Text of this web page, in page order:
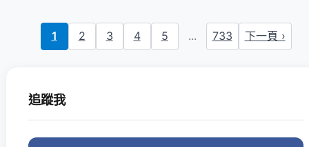
1 2 3 4 5 ... 733 下一頁 ›
追蹤我